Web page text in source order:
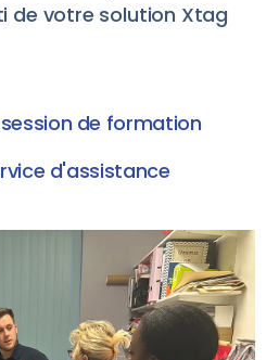
de votre solution Xtag
de formation
d'assistance